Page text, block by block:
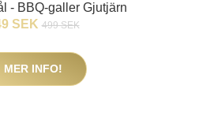
- BBQ-galler Gjutjärn
SEK 499 SEK
MER INFO!